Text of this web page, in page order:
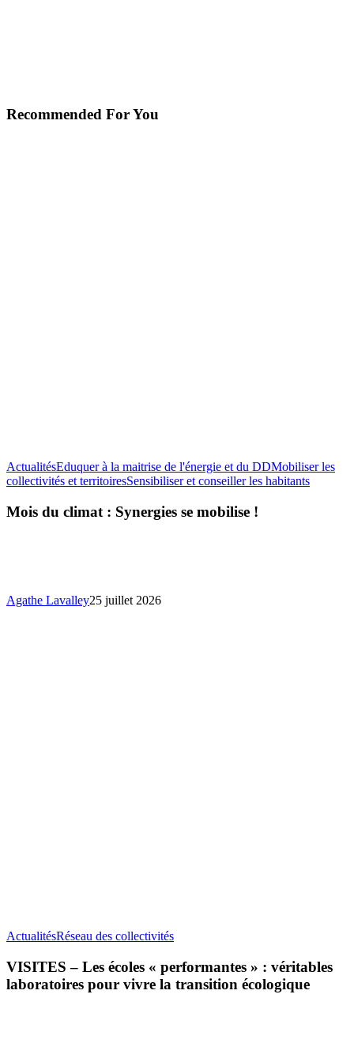
Recommended For You
ActualitésEduquer à la maitrise de l'énergie et du DDMobiliser les
collectivités et territoiresSensibiliser et conseiller les habitantsMois
Mois du climat : Synergies se mobilise !
Agathe Lavalley25 juillet 2026
ActualitésRéseau des collectivitésVISITES
Les
écoles
«
VISITES – Les écoles « performantes » : véritables
laboratoires pour vivre la transition écologique